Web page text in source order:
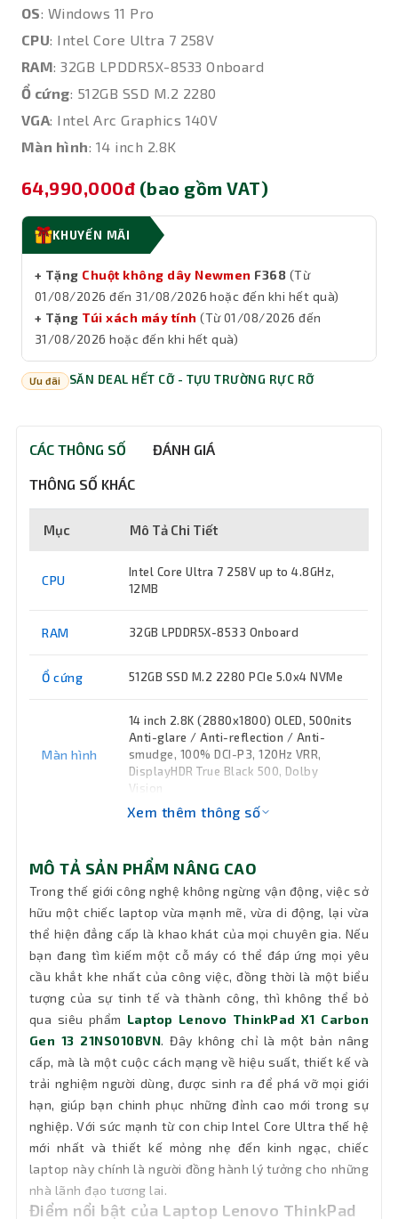
OS: Windows 11 Pro
CPU: Intel Core Ultra 7 258V
RAM: 32GB LPDDR5X-8533 Onboard
Ổ cứng: 512GB SSD M.2 2280
VGA: Intel Arc Graphics 140V
Màn hình: 14 inch 2.8K
64,990,000đ (bao gồm VAT)
KHUYẾN MÃI
+ Tặng Chuột không dây Newmen F368 (Từ
01/08/2026 đến 31/08/2026 hoặc đến khi hết quà)
+ Tặng Túi xách máy tính (Từ 01/08/2026 đến
31/08/2026 hoặc đến khi hết quà)
Ưu đãi SĂN DEAL HẾT CỠ - TỰU TRƯỜNG RỰC RỠ
CÁC THÔNG SỐ ĐÁNH GIÁ
THÔNG SỐ KHÁC
Mục Mô Tả Chi Tiết
CPU
Intel Core Ultra 7 258V up to 4.8GHz,
12MB
RAM 32GB LPDDR5X-8533 Onboard
Ổ cứng 512GB SSD M.2 2280 PCIe 5.0x4 NVMe
Màn hình
14 inch 2.8K (2880x1800) OLED, 500nits
Anti-glare / Anti-reflection / Anti-
smudge, 100% DCI-P3, 120Hz VRR,
DisplayHDR True Black 500, Dolby
Vision
Chip AI Intel AI Boost, up to 47 TOPS
Pin 57Wh
Keyboard Backlit, English
Chất liệu
Carbon Fiber (Top), Magnesium
(Bottom)
Wifi Intel Wi-Fi 7 BE201, 802.11be 2x2
Kết nối
mạng LAN
Không Lan
Bluetooth 5.4
Xem thêm thông số
MÔ TẢ SẢN PHẨM NÂNG CAO
Trong thế giới công nghệ không ngừng vận động, việc sở
hữu một chiếc laptop vừa mạnh mẽ, vừa di động, lại vừa
thể hiện đẳng cấp là khao khát của mọi chuyên gia. Nếu
bạn đang tìm kiếm một cỗ máy có thể đáp ứng mọi yêu
cầu khắt khe nhất của công việc, đồng thời là một biểu
tượng của sự tinh tế và thành công, thì không thể bỏ
qua siêu phẩm Laptop Lenovo ThinkPad X1 Carbon
Gen 13 21NS010BVN. Đây không chỉ là một bản nâng
cấp, mà là một cuộc cách mạng về hiệu suất, thiết kế và
trải nghiệm người dùng, được sinh ra để phá vỡ mọi giới
hạn, giúp bạn chinh phục những đỉnh cao mới trong sự
nghiệp. Với sức mạnh từ con chip Intel Core Ultra thế hệ
mới nhất và thiết kế mỏng nhẹ đến kinh ngạc, chiếc
laptop này chính là người đồng hành lý tưởng cho những
nhà lãnh đạo tương lai.
Điểm nổi bật của Laptop Lenovo ThinkPad